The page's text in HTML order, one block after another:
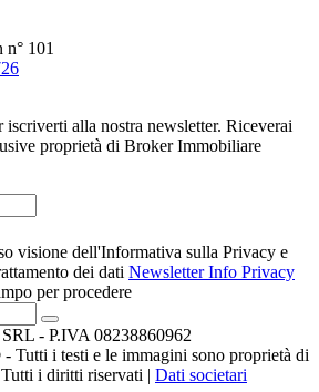
101
alla nostra newsletter. Riceverai
proprietà di Broker Immobiliare
visione dell'Informativa sulla Privacy e
dei dati Newsletter Info Privacy
per procedere
- P.IVA 08238860962
Tutti i testi e le immagini sono proprietà di
i diritti riservati | Dati societari